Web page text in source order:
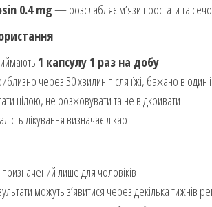
0.4 mg— розслабляє м’язи простати та
1 капсулу 1 раз на добу
через 30 хвилин після їжі, бажано в один
цілою, не розжовувати та не відкривати
лікування визначає лікар
лише для чоловіків
можуть з’явитися через декілька тижнів